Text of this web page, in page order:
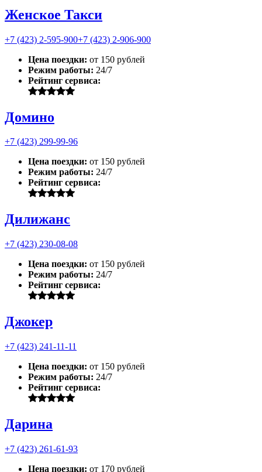
Женское Такси
+7 (423) 2-595-900+7 (423) 2-906-900
Цена поездки: от 150 рублей
Режим работы: 24/7
Рейтинг сервиса:
Домино
+7 (423) 299-99-96
Цена поездки: от 150 рублей
Режим работы: 24/7
Рейтинг сервиса:
Дилижанс
+7 (423) 230-08-08
Цена поездки: от 150 рублей
Режим работы: 24/7
Рейтинг сервиса:
Джокер
+7 (423) 241-11-11
Цена поездки: от 150 рублей
Режим работы: 24/7
Рейтинг сервиса:
Дарина
+7 (423) 261-61-93
Цена поездки: от 170 рублей